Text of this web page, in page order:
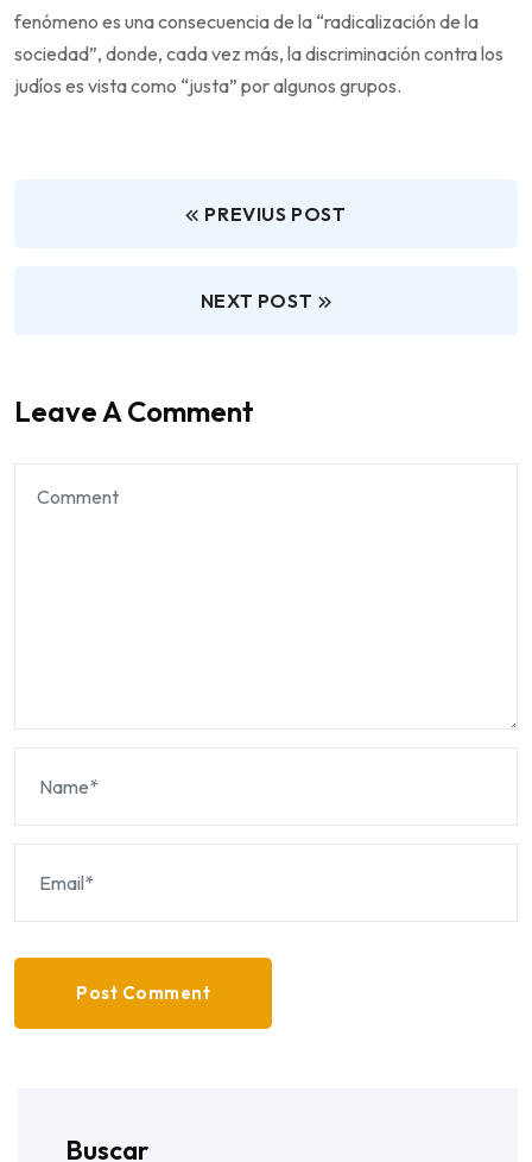
fenómeno es una consecuencia de la “radicalización de la
sociedad”, donde, cada vez más, la discriminación contra los
judíos es vista como “justa” por algunos grupos.
PREVIUS POST
NEXT POST
Leave A Comment
Post Comment
Buscar